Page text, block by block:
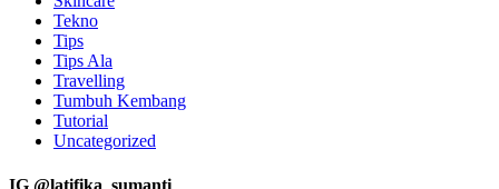
Tekno
Tips
Tips Ala
Travelling
Tumbuh Kembang
Tutorial
Uncategorized
IG @latifika_sumanti